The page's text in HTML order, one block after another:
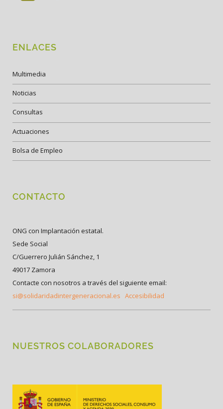
ENLACES
Multimedia
Noticias
Consultas
Actuaciones
Bolsa de Empleo
CONTACTO
ONG con Implantación estatal.
Sede Social
C/Guerrero Julián Sánchez, 1
49017 Zamora
Contacte con nosotros a través del siguiente email:
si@solidaridadintergeneracional.es Accesibilidad
NUESTROS COLABORADORES